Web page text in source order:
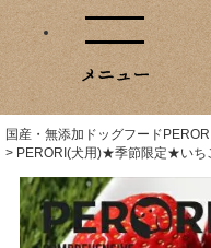
国産・無添加ドッグフード
PERORI(犬用)★季節限定★いち